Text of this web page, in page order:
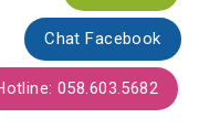
Thêm
theo
dõi
Chat Facebook
058.603.5682